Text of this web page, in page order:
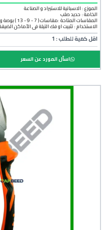
الموزع : الاسبانية للاستيراد و الصناعة
الخامة : حديد صلب
المقاسات المتاحة :مقاسات ( 7 - 9 - 13 ) بوصة و ( قفل او فتح )
الاستخدام : تثبيت أو فك التيلة فى الأماكن الضيقة والزوايا الصعبة
اقل كمية للطلب : 1
اسأل المورد عن السعر